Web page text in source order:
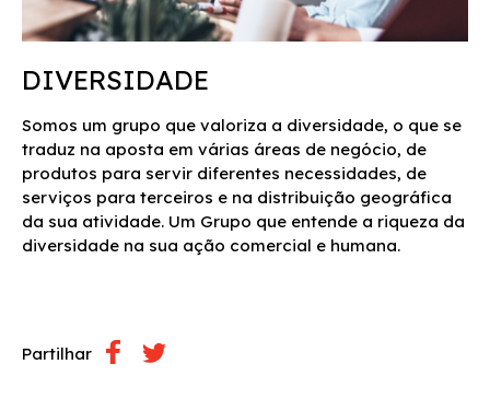
DIVERSIDADE
Somos um grupo que valoriza a diversidade, o que se
traduz na aposta em várias áreas de negócio, de
produtos para servir diferentes necessidades, de
serviços para terceiros e na distribuição geográfica
da sua atividade. Um Grupo que entende a riqueza da
diversidade na sua ação comercial e humana.
Partilhar